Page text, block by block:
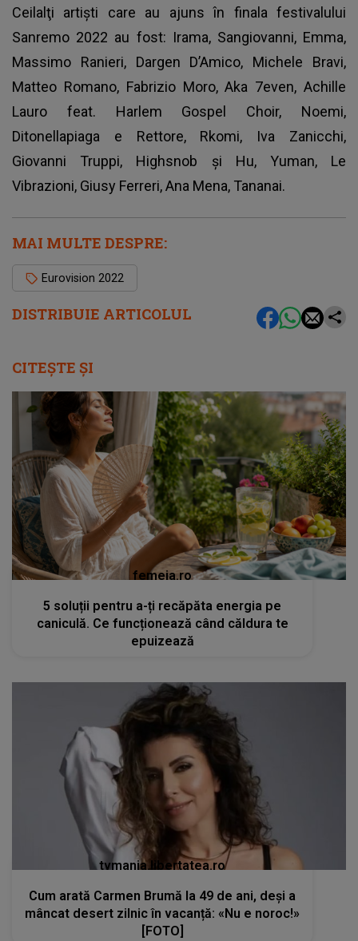
DISTRIBUIE ARTICOLUL
Ceilalţi artişti care au ajuns în finala festivalului
Sanremo 2022 au fost: Irama, Sangiovanni, Emma,
Massimo Ranieri, Dargen D’Amico, Michele Bravi,
Matteo Romano, Fabrizio Moro, Aka 7even, Achille
Lauro feat. Harlem Gospel Choir, Noemi,
Ditonellapiaga e Rettore, Rkomi, Iva Zanicchi,
Giovanni Truppi, Highsnob şi Hu, Yuman, Le
Vibrazioni, Giusy Ferreri, Ana Mena, Tananai.
MAI MULTE DESPRE:
Eurovision 2022
CITEȘTE ȘI
femeia.ro
5 soluții pentru a-ți recăpăta energia pe
caniculă. Ce funcționează când căldura te
epuizează
tvmania.libertatea.ro
Cum arată Carmen Brumă la 49 de ani, deși a
mâncat desert zilnic în vacanță: «Nu e noroc!»
[FOTO]